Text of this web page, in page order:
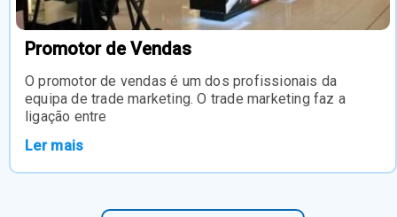
Promotor de Vendas
O promotor de vendas é um dos profissionais da
equipa de trade marketing. O trade marketing faz a
ligação entre
Ler mais